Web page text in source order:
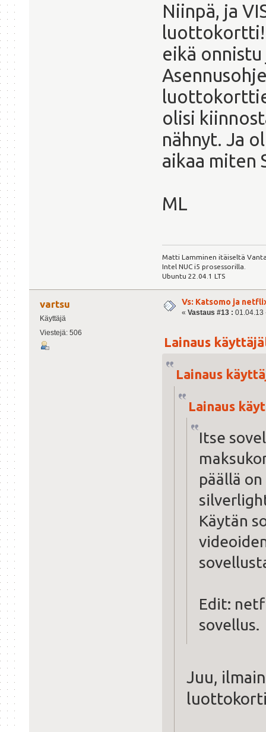
Niinpä, ja
luottokortti!
eikä
olisi
nähnyt. Ja
aikaa miten
ML
Matti Lamminen itäiseltä
Intel NUC i5 prosessorilla.
Ubuntu 22.04.1 LTS
vartsu
Käyttäjä
Viestejä: 506
Vs: Katsomo ja
« Vastaus #13 : 01.04.13
Lainaus
Lainaus
Lainaus
Itse
päällä
Käytän
Edit:
sovellus.
Juu,